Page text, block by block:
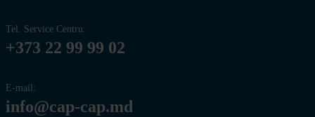
Tel. Service Centru:
+373 22 99 99 02
E-mail:
info@cap-cap.md